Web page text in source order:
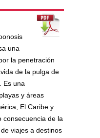
una
la penetración
de la pulga de
. Es una
y áreas
El Caribe y
consecuencia de la
viajes a destinos